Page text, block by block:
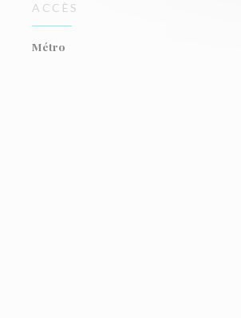
ACCÈS
Métro